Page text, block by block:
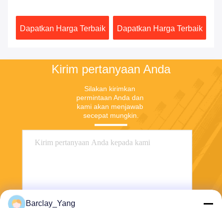
Dapatkan Harga Terbaik Dapatkan Harga Terbaik
Kirim pertanyaan Anda
Silakan kirimkan
permintaan Anda dan
kami akan menjawab
secepat mungkin.
Barclay_Yang